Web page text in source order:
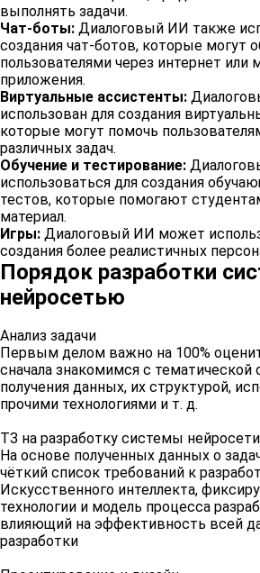
выполнять задачи.
Чат-боты: Диалоговый ИИ также
создания чат-ботов, которые могут
пользователями через интернет или
приложения.
Виртуальные ассистенты:
использован для создания
которые могут помочь
различных задач.
Обучение и тестирование:
использоваться для создания
тестов, которые помогают
материал.
Игры: Диалоговый ИИ может
создания более реалистичных
Порядок разработки
нейросетью
Анализ задачи
Первым делом важно на 100%
сначала знакомимся с
получения данных, их структурой,
прочими технологиями и т. д.
ТЗ на разработку системы нейросети
На основе полученных данных о
чёткий список требований к
Искусственного интеллекта,
технологии и модель процесса
влияющий на эффективность всей
разработки